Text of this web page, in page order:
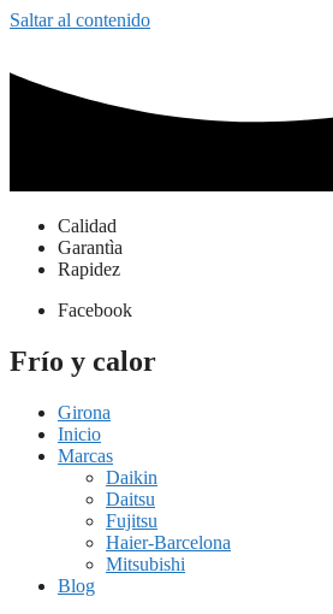
Saltar al contenido
Calidad
Garantìa
Rapidez
Facebook
Frío y calor
Girona
Inicio
Marcas
Daikin
Daitsu
Fujitsu
Haier-Barcelona
Mitsubishi
Blog